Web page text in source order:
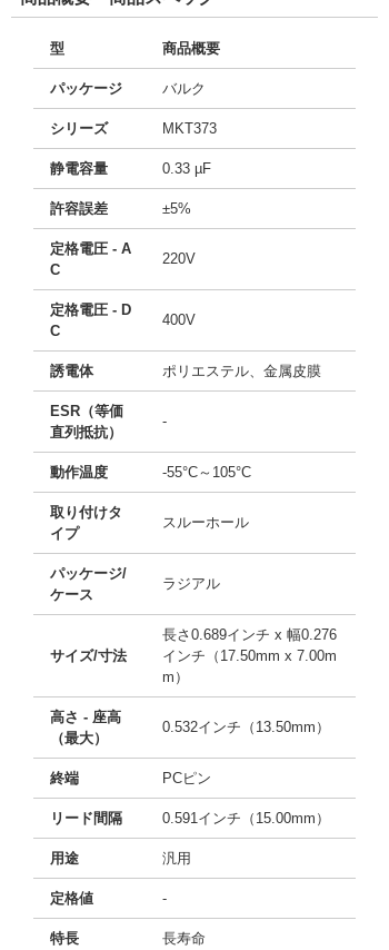
型 商品概要
パッケージ バルク
シリーズ MKT373
静電容量 0.33 µF
許容誤差 ±5%
定格電圧 - A
C
220V
定格電圧 - D
C
400V
誘電体 ポリエステル、金属皮膜
ESR（等価
直列抵抗）
-
動作温度 -55°C～105°C
取り付けタ
イプ
スルーホール
パッケージ/
ケース
ラジアル
サイズ/寸法
長さ0.689インチ x 幅0.276
インチ（17.50mm x 7.00m
m）
高さ - 座高
（最大）
0.532インチ（13.50mm）
終端 PCピン
リード間隔 0.591インチ（15.00mm）
用途 汎用
定格値 -
特長 長寿命